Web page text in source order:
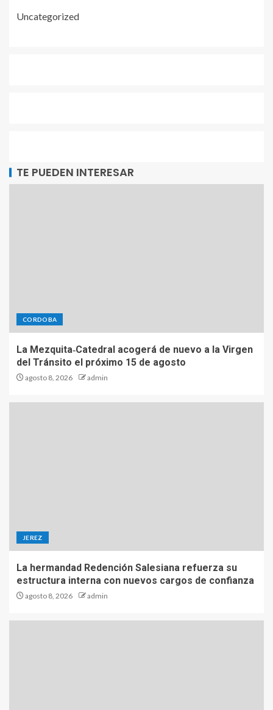
Uncategorized
TE PUEDEN INTERESAR
CORDOBA
La Mezquita‑Catedral acogerá de nuevo a la Virgen
del Tránsito el próximo 15 de agosto
agosto 8, 2026 admin
JEREZ
La hermandad Redención Salesiana refuerza su
estructura interna con nuevos cargos de confianza
agosto 8, 2026 admin